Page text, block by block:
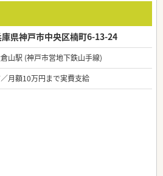
県神戸市中央区楠町6-13-24
山駅 (神戸市営地下鉄山手線)
月額10万円まで実費支給